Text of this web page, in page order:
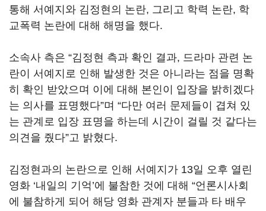
통해 서예지와 김정현의 논란, 그리고 학력 논란, 학
교폭력 논란에 대해 해명을 했다.
소속사 측은 “김정현 측과 확인 결과, 드라마 관련 논
란이 서예지로 인해 발생한 것은 아니라는 점을 명확
히 확인 받았으며 이에 대해 본인이 입장을 밝히겠다
는 의사를 표명했다”며 “다만 여러 문제들이 겹쳐 있
는 관계로 입장 표명을 하는데 시간이 걸릴 것 같다는
의견을 줬다”고 밝혔다.
김정현과의 논란으로 인해 서예지가 13일 오후 열린
영화 ‘내일의 기억’에 불참한 것에 대해 “언론시사회
에 불참하게 되어 해당 영화 관계자 분들과 타 배우